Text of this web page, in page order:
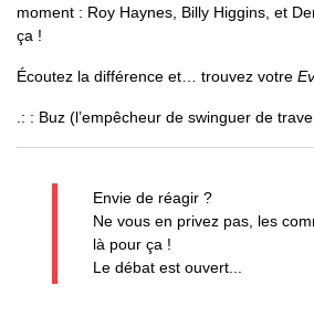
moment : Roy Haynes, Billy Higgins, et
ça !
Écoutez la différence et… trouvez votre
.: : Buz (l’empêcheur de swinguer de
Envie de réagir ?
Ne vous en privez pas, les
là pour ça !
Le débat est ouvert...